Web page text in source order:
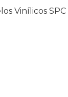
Vinílicos SPC